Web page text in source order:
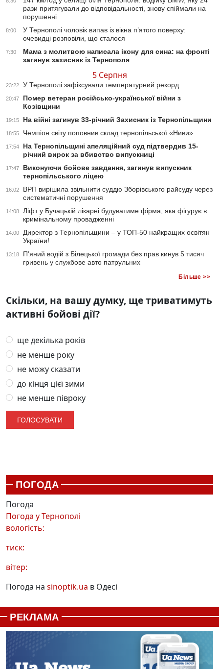
рази притягували до відповідальності, знову спіймали на
порушенні
8:00
У Тернополі чоловік випав із вікна п’ятого поверху:
очевидці розповіли, що сталося
7:30
Мама з молитвою написала ікону для сина: на фронті
загинув захисник із Тернополя
5 Серпня
23:22 У Тернополі зафіксували температурний рекорд
20:47
Помер ветеран російсько-української війни з
Козівщини
19:15 На війні загинув 33-річний Захисник із Тернопільщини
18:55 Чемпіон світу поповнив склад тернопільської «Ниви»
17:54
На Тернопільщині апеляційний суд підтвердив 15-
річний вирок за вбивство випускниці
17:47
Виконуючи бойове завдання, загинув випускник
тернопільського ліцею
16:02
ВРП вирішила звільнити суддю Зборівського райсуду через
систематичні порушення
14:08
Ліфт у Бучацькій лікарні будуватиме фірма, яка фігурує в
кримінальному провадженні
14:00
Директор з Тернопільщини – у ТОП-50 найкращих освітян
України!
13:18
П’яний водій з Білецької громади без прав кинув 5 тисяч
гривень у службове авто патрульних
Більше >>
Скільки, на вашу думку, ще триватимуть
активні бойові дії?
ще декілька років
не менше року
не можу сказати
до кінця цієї зими
не менше півроку
ПОГОДА
Погода
Погода уТернополі
вологість:
тиск:
вітер:
Погода на sinoptik.ua в Одесі
РЕКЛАМА